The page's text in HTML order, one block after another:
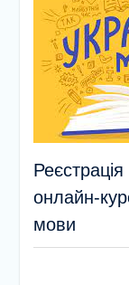
онлайн-
мови